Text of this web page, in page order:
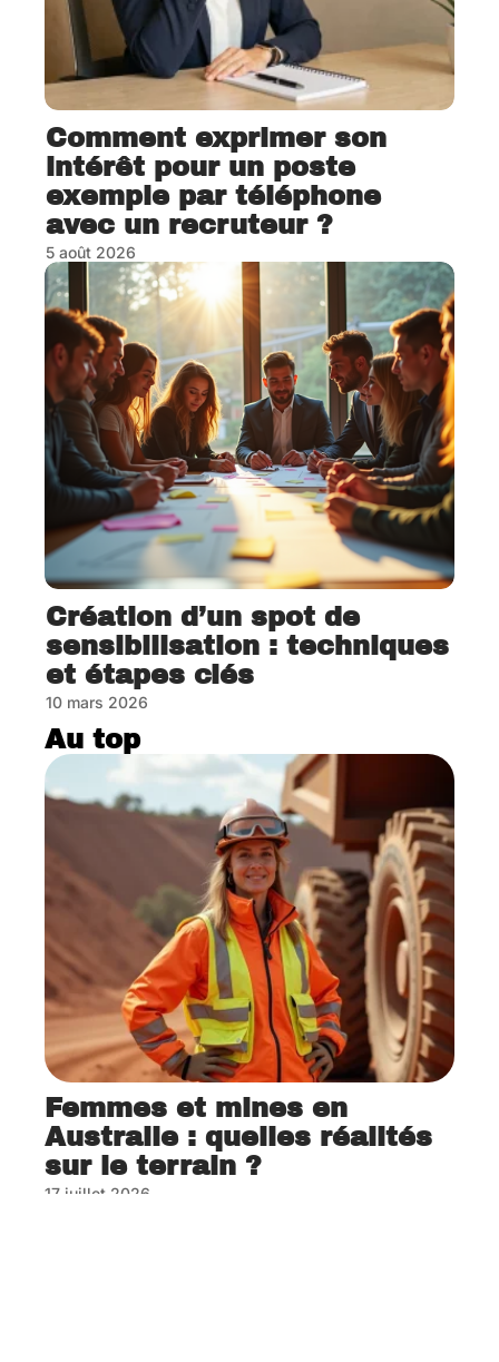
Comment exprimer son
intérêt pour un poste
exemple par téléphone
avec un recruteur ?
5 août 2026
Création d’un spot de
sensibilisation : techniques
et étapes clés
10 mars 2026
Au top
Femmes et mines en
Australie : quelles réalités
sur le terrain ?
17 juillet 2026